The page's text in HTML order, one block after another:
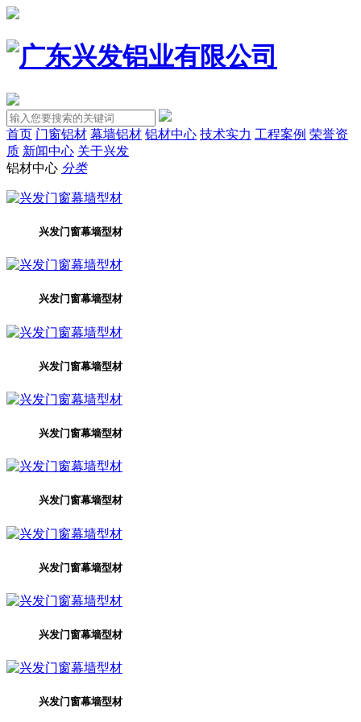
首页 门窗铝材 幕墙铝材 铝材中心 技术实力 工程案例 荣誉资
质 新闻中心 关于兴发
铝材中心 分类
兴发门窗幕墙型材
兴发门窗幕墙型材
兴发门窗幕墙型材
兴发门窗幕墙型材
兴发门窗幕墙型材
兴发门窗幕墙型材
兴发门窗幕墙型材
兴发门窗幕墙型材